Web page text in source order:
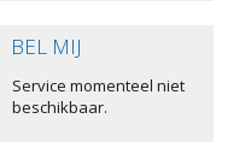
BEL MIJ
Service momenteel niet
beschikbaar.